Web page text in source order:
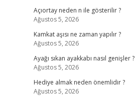
Açıortay neden n ile gösterilir ?
Ağustos 5, 2026
Kamkat aşısı ne zaman yapılır ?
Ağustos 5, 2026
Ayağı sıkan ayakkabı nasıl genişler ?
Ağustos 5, 2026
Hediye almak neden önemlidir ?
Ağustos 5, 2026